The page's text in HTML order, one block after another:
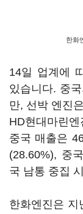
한화
14일 업계에
있습니다. 중
만, 선박 엔진
HD현대마린
중국 매출은
(28.60%), 중
국 남통 중집
한화엔진은 지